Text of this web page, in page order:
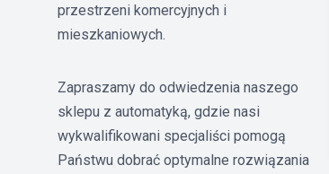
przestrzeni komercyjnych i
mieszkaniowych.
Zapraszamy do odwiedzenia naszego
sklepu z automatyką, gdzie nasi
wykwalifikowani specjaliści pomogą
Państwu dobrać optymalne rozwiązania